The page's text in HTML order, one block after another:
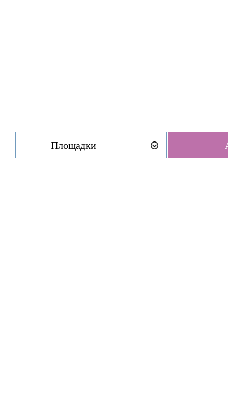
Площадки